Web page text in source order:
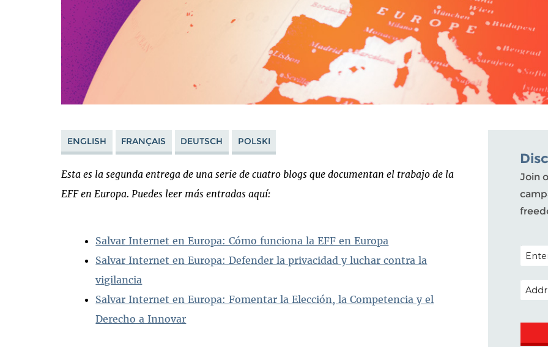
ENGLISH FRANÇAIS DEUTSCH POLSKI
Esta es la segunda entrega de una serie de cuatro blogs que documentan el trabajo de la
EFF en Europa. Puedes leer más entradas aquí:
Salvar Internet en Europa: Cómo funciona la EFF en Europa
Salvar Internet en Europa: Defender la privacidad y luchar contra la
vigilancia
Salvar Internet en Europa: Fomentar la Elección, la Competencia y el
Derecho a Innovar
Join
EMAIL